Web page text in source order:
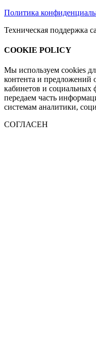
Политика
Техническая поддержка
COOKIE POLICY
Мы используем cookies
контента и предложений
кабинетов и
передаем часть
системам аналитики,
СОГЛАСЕН